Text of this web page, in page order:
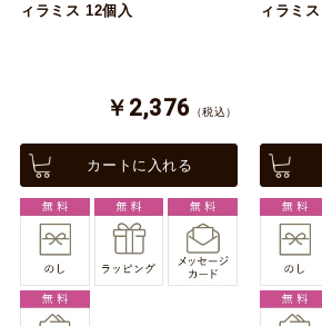
ィラミス 12個入
￥2,376 （税込）
カートに入れる
ィラミ